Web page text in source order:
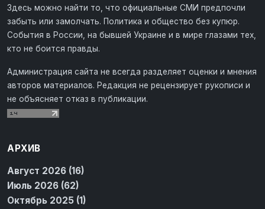
Здесь можно найти то, что официальные СМИ предпочли
забыть или замолчать. Политика и общество без купюр.
События в России, на бывшей Украине и в мире глазами тех,
кто не боится правды.
Администрация сайта не всегда разделяет оценки и мнения
авторов материалов. Редакция не рецензирует рукописи и
не объясняет отказ в публикации.
АРХИВ
Август 2026 (16)
Июль 2026 (62)
Октябрь 2025 (1)